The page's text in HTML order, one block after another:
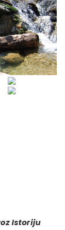
Istoriju